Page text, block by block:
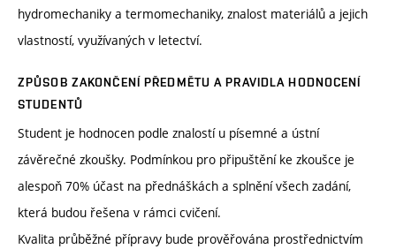
hydromechaniky a termomechaniky, znalost materiálů a jejich
vlastností, využívaných v letectví.
ZPŮSOB ZAKONČENÍ PŘEDMĚTU A PRAVIDLA HODNOCENÍ
STUDENTŮ
Student je hodnocen podle znalostí u písemné a ústní
závěrečné zkoušky. Podmínkou pro připuštění ke zkoušce je
alespoň 70% účast na přednáškách a splnění všech zadání,
která budou řešena v rámci cvičení.
Kvalita průběžné přípravy bude prověřována prostřednictvím